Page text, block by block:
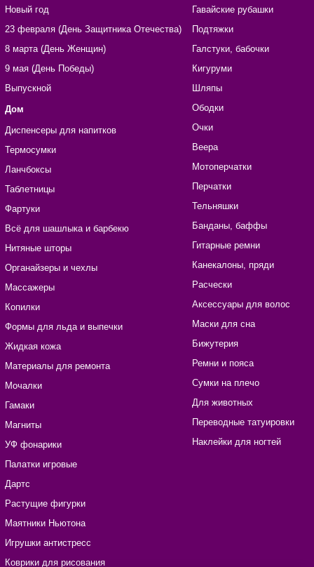
Новый год
23 февраля (День Защитника Отечества)
8 марта (День Женщин)
9 мая (День Победы)
Выпускной
Дом
Диспенсеры для напитков
Термосумки
Ланчбоксы
Таблетницы
Фартуки
Всё для шашлыка и барбекю
Нитяные шторы
Органайзеры и чехлы
Массажеры
Копилки
Формы для льда и выпечки
Жидкая кожа
Материалы для ремонта
Мочалки
Гамаки
Магниты
УФ фонарики
Палатки игровые
Дартс
Растущие фигурки
Маятники Ньютона
Игрушки антистресс
Коврики для рисования
Гавайские рубашки
Подтяжки
Галстуки, бабочки
Кигуруми
Шляпы
Ободки
Очки
Веера
Мотоперчатки
Перчатки
Тельняшки
Банданы, баффы
Гитарные ремни
Канекалоны, пряди
Расчески
Аксессуары для волос
Маски для сна
Бижутерия
Ремни и пояса
Сумки на плечо
Для животных
Переводные татуировки
Наклейки для ногтей